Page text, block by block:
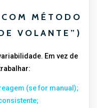
MÉTODO
VOLANTE”)
Em vez de
(se for manual);